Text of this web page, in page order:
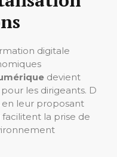
digitale
devient
les dirigeants. D
leur proposant
la prise de